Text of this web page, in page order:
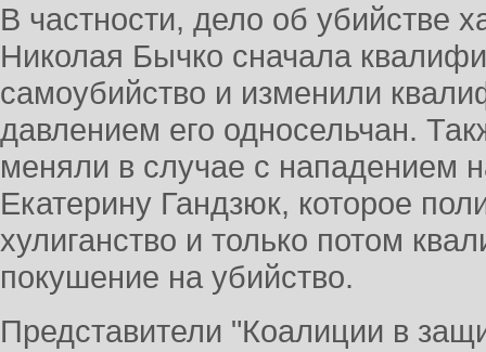
В частности, дело об убийстве
Николая Бычко сначала
самоубийство и изменили
давлением его односельчан.
меняли в случае с нападением
Екатерину Гандзюк, которое
хулиганство и только потом
покушение на убийство.
Представители "Коалиции в